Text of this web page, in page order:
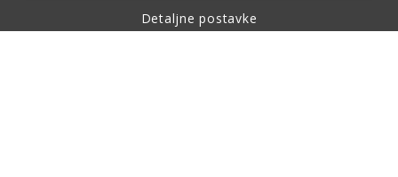
Detaljne postavke